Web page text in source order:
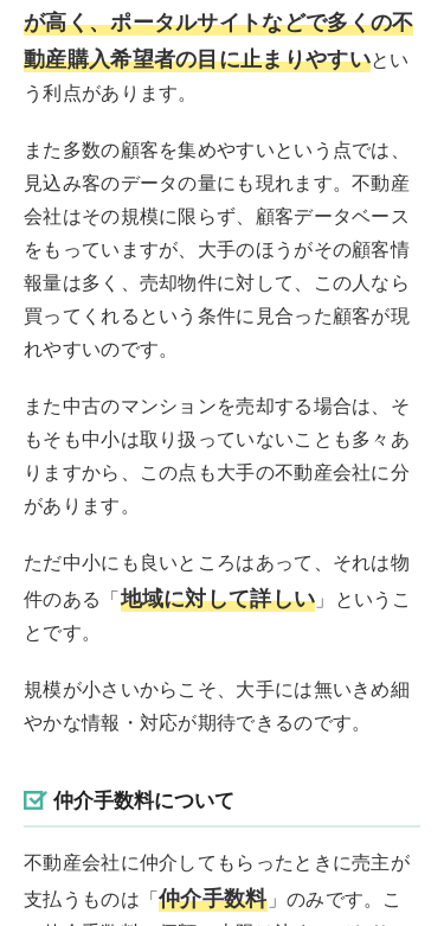
が高く、ポータルサイトなどで多くの不
動産購入希望者の目に止まりやすいとい
う利点があります。
また多数の顧客を集めやすいという点では、
見込み客のデータの量にも現れます。不動産
会社はその規模に限らず、顧客データベース
をもっていますが、大手のほうがその顧客情
報量は多く、売却物件に対して、この人なら
買ってくれるという条件に見合った顧客が現
れやすいのです。
また中古のマンションを売却する場合は、そ
もそも中小は取り扱っていないことも多々あ
りますから、この点も大手の不動産会社に分
があります。
ただ中小にも良いところはあって、それは物
件のある「地域に対して詳しい 」というこ
とです。
規模が小さいからこそ、大手には無いきめ細
やかな情報・対応が期待できるのです。
仲介手数料について
不動産会社に仲介してもらったときに売主が
支払うものは「仲介手数料」のみです。こ